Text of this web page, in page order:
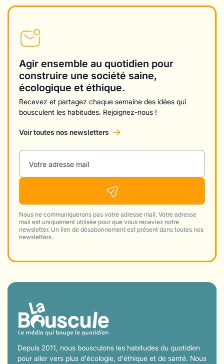
Agir ensemble au quotidien pour
construire une société saine,
écologique et éthique.
Recevez et partagez chaque semaine des idées qui
bousculent les habitudes. Rejoignez-nous !
Voir toutes nos newsletters
Votre adresse mail
Nous ne communiquerons pas votre adresse mail. Votre adresse
mail est uniquement utilisée pour que vous receviez notre
newsletter. Un lien de désabonnement est présent dans toutes nos
newsletters.
Depuis 2011, nous bousculons les habitudes du quotidien
pour aller vers plus d'écologie, d'éthique et de santé. Nous